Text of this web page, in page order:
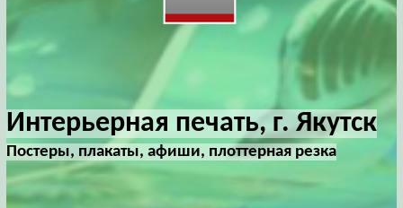
Интерьерная печать, г. Якутск
Постеры, плакаты, афиши, плоттерная резка